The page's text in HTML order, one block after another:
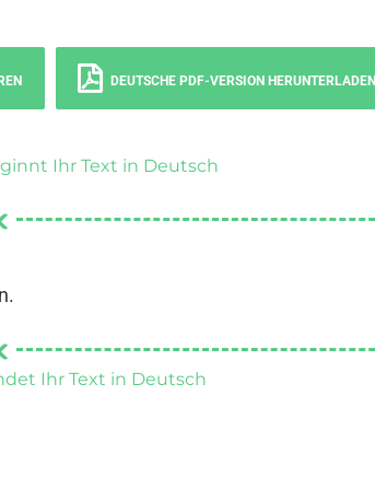
DEUTSCHE PDF-VERSION HERUNTERLADEN
Ihr Text in Deutsch
Ihr Text in Deutsch